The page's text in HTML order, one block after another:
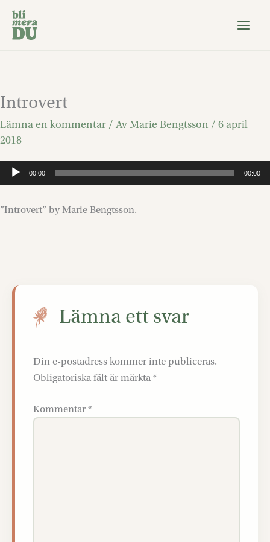
Hoppa
innehåll
Introvert
Lämna en kommentar / AvMarie Bengtsson / 6 april
2018
Ljudspelare
00:00 00:00
”Introvert” by Marie Bengtsson.
Lämna ett svar
Din e-postadress kommer inte publiceras.
Obligatoriska fält är märkta *
Kommentar *